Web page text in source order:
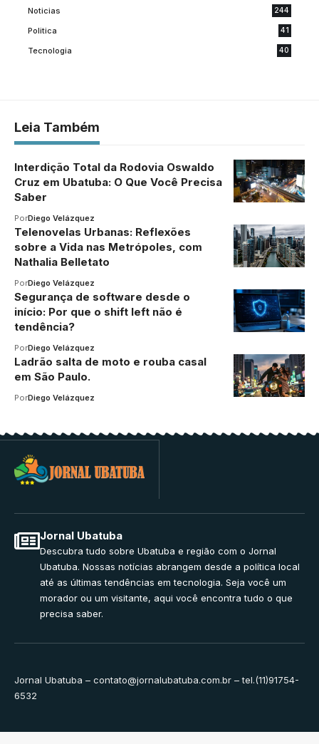
Noticias 244
Politica 41
Tecnologia 40
Leia Também
Interdição Total da Rodovia Oswaldo
Cruz em Ubatuba: O Que Você Precisa
Saber
PorDiego Velázquez
Telenovelas Urbanas: Reflexões
sobre a Vida nas Metrópoles, com
Nathalia Belletato
PorDiego Velázquez
Segurança de software desde o
início: Por que o shift left não é
tendência?
PorDiego Velázquez
Ladrão salta de moto e rouba casal
em São Paulo.
PorDiego Velázquez
Jornal Ubatuba
Descubra tudo sobre Ubatuba e região com o Jornal
Ubatuba. Nossas notícias abrangem desde a política local
até as últimas tendências em tecnologia. Seja você um
morador ou um visitante, aqui você encontra tudo o que
precisa saber.
Jornal Ubatuba – contato@jornalubatuba.com.br – tel.(11)91754-
6532